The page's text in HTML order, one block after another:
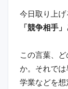
今日取り上げ
「競争相手
この言葉、
か。それでは
学業などを想